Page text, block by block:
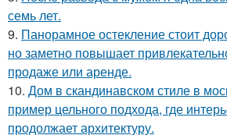
семь лет.
9. Панорамное остекление стоит
но заметно повышает
продаже или аренде.
10. Дом в скандинавском стиле в
пример цельного подхода, где
продолжает архитектуру.